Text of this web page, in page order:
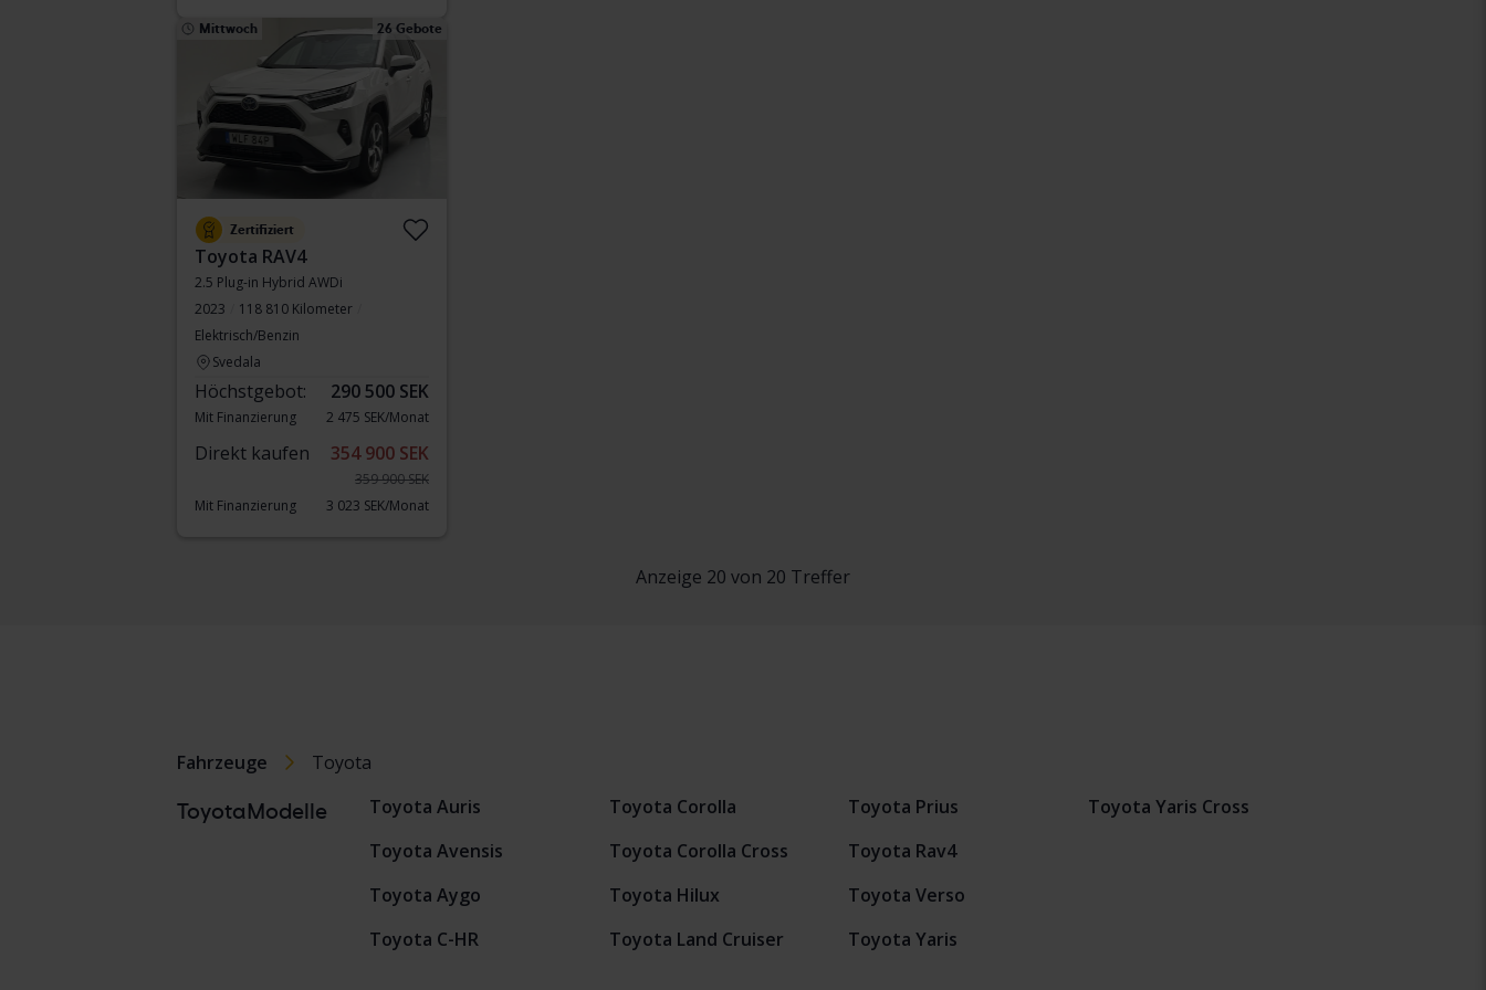
Mittwoch 26 Gebote
Zertifiziert
Toyota RAV4
2.5 Plug-in Hybrid AWDi
2023
118 810 Kilometer
Elektrisch/Benzin
Svedala
Höchstgebot: 290 500 SEK
Mit Finanzierung 2 475 SEK/Monat
Direkt kaufen 354 900 SEK
359 900 SEK
Mit Finanzierung
3 023 SEK/Monat
Anzeige 20 von 20 Treffer
Fahrzeuge Toyota
ToyotaModelle
Toyota Auris
Toyota Avensis
Toyota Aygo
Toyota C-HR
Toyota Corolla
Toyota Corolla Cross
Toyota Hilux
Toyota Land Cruiser
Toyota Prius
Toyota Rav4
Toyota Verso
Toyota Yaris
Toyota Yaris Cross